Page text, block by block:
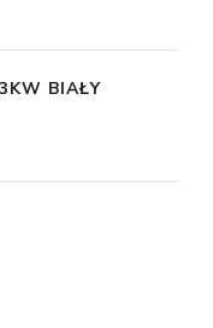
BIAŁY